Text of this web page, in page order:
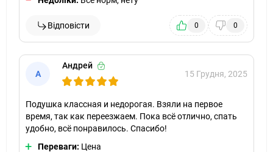
Відповісти 0 0
А
Андрей
15 Грудня, 2025
Подушка классная и недорогая. Взяли на первое
время, так как переезжаем. Пока всё отлично, спать
удобно, всё понравилось. Спасибо!
Переваги: Цена